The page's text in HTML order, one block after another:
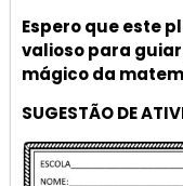
Espero que este
valioso para
mágico da
SUGESTÃO DE